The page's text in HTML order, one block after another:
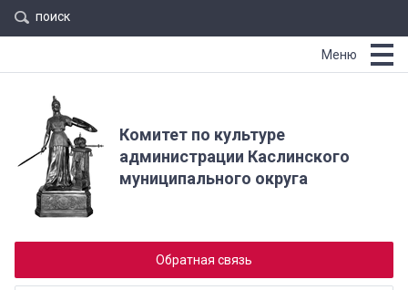
поиск
Меню
Комитет по культуре
администрации Каслинского
муниципального округа
Обратная связь